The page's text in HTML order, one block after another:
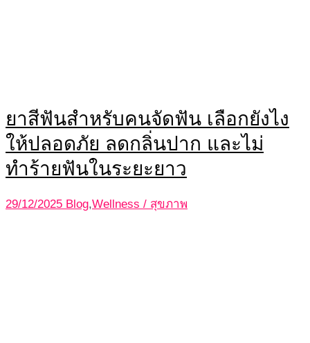
ยาสีฟันสำหรับคนจัดฟัน เลือกยังไง
ให้ปลอดภัย ลดกลิ่นปาก และไม่
ทำร้ายฟันในระยะยาว
29/12/2025 Blog,Wellness / สุขภาพ